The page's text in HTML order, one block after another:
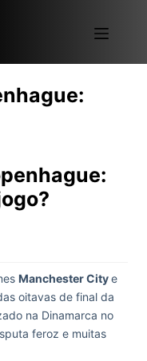
Manchester Citye
oitavas de final da
na Dinamarca no
feroz e muitas